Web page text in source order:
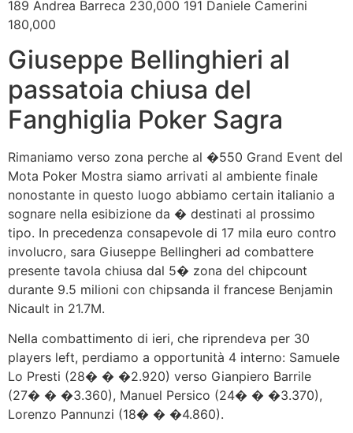
189 Andrea Barreca 230,000 191 Daniele Camerini
180,000
Giuseppe Bellinghieri al
passatoia chiusa del
Fanghiglia Poker Sagra
Rimaniamo verso zona perche al �550 Grand Event del
Mota Poker Mostra siamo arrivati al ambiente finale
nonostante in questo luogo abbiamo certain italianio a
sognare nella esibizione da � destinati al prossimo
tipo. In precedenza consapevole di 17 mila euro contro
involucro, sara Giuseppe Bellingheri ad combattere
presente tavola chiusa dal 5� zona del chipcount
durante 9.5 milioni con chipsanda il francese Benjamin
Nicault in 21.7M.
Nella combattimento di ieri, che riprendeva per 30
players left, perdiamo a opportunità 4 interno: Samuele
Lo Presti (28� � �2.920) verso Gianpiero Barrile
(27� � �3.360), Manuel Persico (24� � �3.370),
Lorenzo Pannunzi (18� � �4.860).